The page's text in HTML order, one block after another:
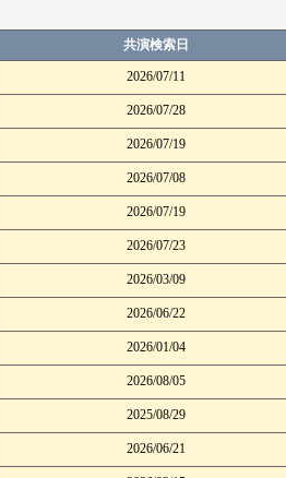
共演検索日
2026/07/11
2026/07/28
2026/07/19
2026/07/08
2026/07/19
2026/07/23
2026/03/09
2026/06/22
2026/01/04
2026/08/05
2025/08/29
2026/06/21